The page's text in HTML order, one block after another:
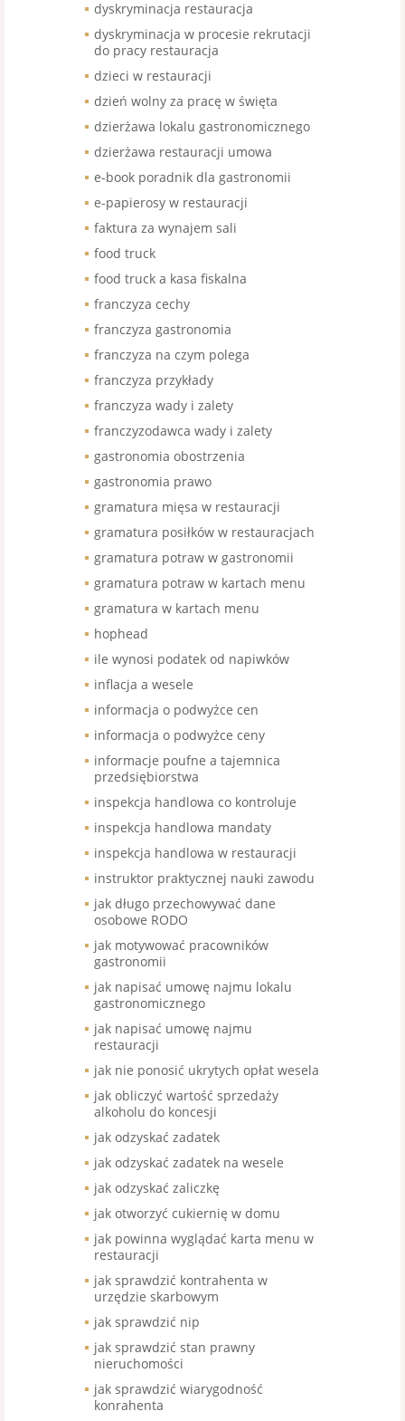
dyskryminacja restauracja
dyskryminacja w procesie rekrutacji
do pracy restauracja
dzieci w restauracji
dzień wolny za pracę w święta
dzierżawa lokalu gastronomicznego
dzierżawa restauracji umowa
e-book poradnik dla gastronomii
e-papierosy w restauracji
faktura za wynajem sali
food truck
food truck a kasa fiskalna
franczyza cechy
franczyza gastronomia
franczyza na czym polega
franczyza przykłady
franczyza wady i zalety
franczyzodawca wady i zalety
gastronomia obostrzenia
gastronomia prawo
gramatura mięsa w restauracji
gramatura posiłków w restauracjach
gramatura potraw w gastronomii
gramatura potraw w kartach menu
gramatura w kartach menu
hophead
ile wynosi podatek od napiwków
inflacja a wesele
informacja o podwyżce cen
informacja o podwyżce ceny
informacje poufne a tajemnica
przedsiębiorstwa
inspekcja handlowa co kontroluje
inspekcja handlowa mandaty
inspekcja handlowa w restauracji
instruktor praktycznej nauki zawodu
jak długo przechowywać dane
osobowe RODO
jak motywować pracowników
gastronomii
jak napisać umowę najmu lokalu
gastronomicznego
jak napisać umowę najmu
restauracji
jak nie ponosić ukrytych opłat wesela
jak obliczyć wartość sprzedaży
alkoholu do koncesji
jak odzyskać zadatek
jak odzyskać zadatek na wesele
jak odzyskać zaliczkę
jak otworzyć cukiernię w domu
jak powinna wyglądać karta menu w
restauracji
jak sprawdzić kontrahenta w
urzędzie skarbowym
jak sprawdzić nip
jak sprawdzić stan prawny
nieruchomości
jak sprawdzić wiarygodność
konrahenta